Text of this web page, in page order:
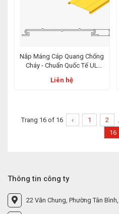
Nắp Máng Cáp Quang Chống
Cháy - Chuẩn Quốc Tế UL
Cho IDC & ODF
Liên hệ
Trang 16 of 16 ‹ 1 2
16
Thông tin công ty
22 Văn Chung, Phường Tân